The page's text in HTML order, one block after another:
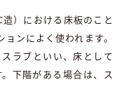
）における床板のこと
ンによく使われます。
ラブといい、床として
下階がある場合は、ス